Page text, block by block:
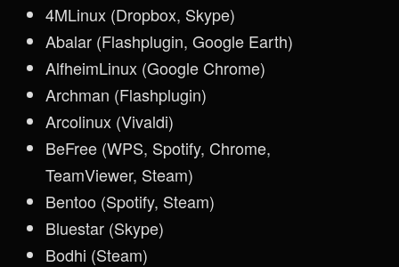
4MLinux (Dropbox, Skype)
Abalar (Flashplugin, Google Earth)
AlfheimLinux (Google Chrome)
Archman (Flashplugin)
Arcolinux (Vivaldi)
BeFree (WPS, Spotify, Chrome,
TeamViewer, Steam)
Bentoo (Spotify, Steam)
Bluestar (Skype)
Bodhi (Steam)